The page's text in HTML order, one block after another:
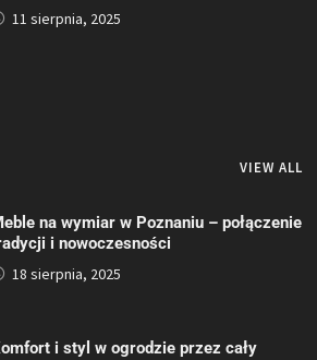
11 sierpnia, 2025
VIEW ALL
na wymiar w Poznaniu – połączenie
i nowoczesności
18 sierpnia, 2025
i styl w ogrodzie przez cały